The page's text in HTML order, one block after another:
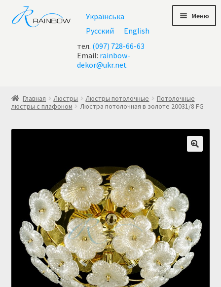
Перейти
к
навигации
Перейти
к
содержимому
Українська
Русский
English
тел. (097) 728-66-63
Email: rainbow-
dekor@ukr.net
Меню
Корзина
Купить люстру в Украине
Магазин
Мой аккаунт
Главная Люстры Люстры потолочные
Потолочные
люстры с плафоном
Люстра потолочная в золоте 20031/8 FG